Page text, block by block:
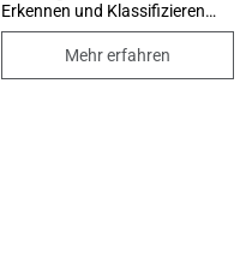
Erkennen und Klassifizieren
von Cellulite. Die
thermografische Analyse ist
Mehr erfahren